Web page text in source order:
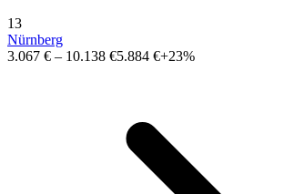
13
Nürnberg
3.067 € – 10.138 €5.884 €+23%